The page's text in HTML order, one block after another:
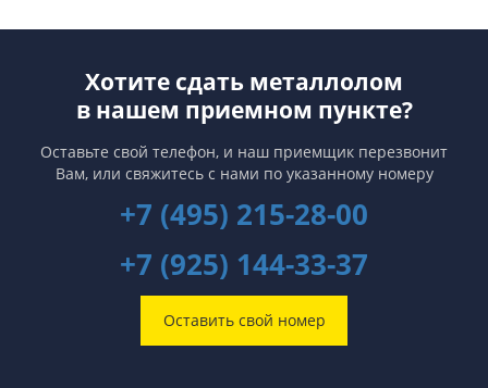
Хотите сдать металлолом
в нашем приемном пункте?
Оставьте свой телефон, и наш приемщик перезвонит
Вам, или свяжитесь с нами по указанному номеру
+7 (495) 215-28-00
+7 (925) 144-33-37
Оставить свой номер